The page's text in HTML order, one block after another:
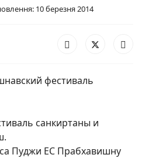
10 березня 2014
санкиртаны и
Пуджи ЕС Прабхавишну